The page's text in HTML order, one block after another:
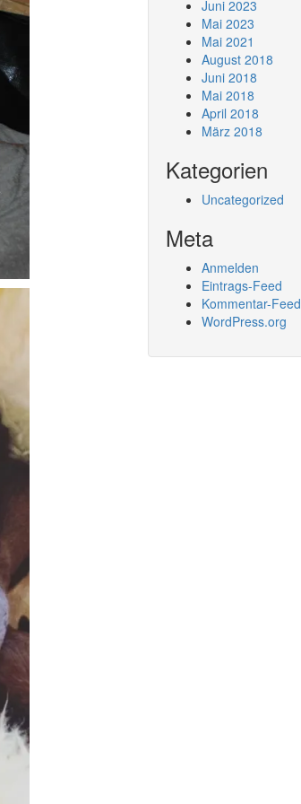
Juni 2023
Mai 2023
Mai 2021
August 2018
Juni 2018
Mai 2018
April 2018
März 2018
Kategorien
Uncategorized
Meta
Anmelden
Eintrags-Feed
Kommentar-Feed
WordPress.org